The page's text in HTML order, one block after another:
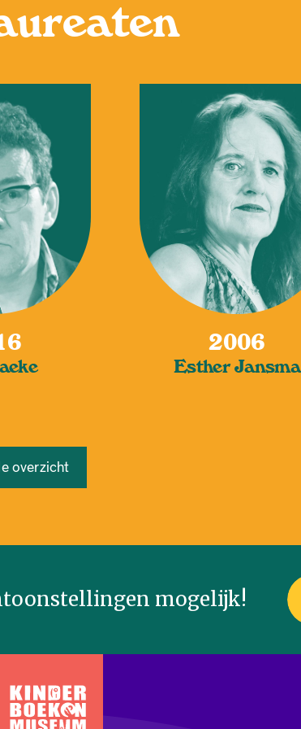
2006
Esther Jansma
overzicht
mogelijk!